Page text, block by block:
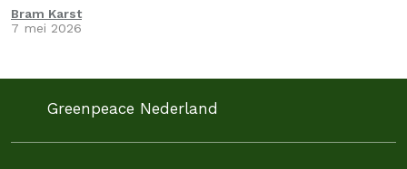
drie meter hoge zuil met daarop de oorlogswinst…
Bram Karst
7 mei 2026
Greenpeace Nederland